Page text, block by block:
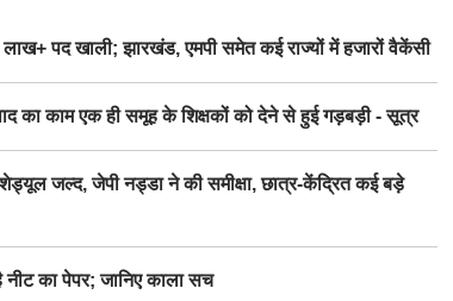
पद खाली; झारखंड, एमपी समेत कई राज्यों में हजारों वैकेंसी
काम एक ही समूह के शिक्षकों को देने से हुई गड़बड़ी - सूत्र
जल्द, जेपी नड्डा ने की समीक्षा, छात्र-केंद्रित कई बड़े
का पेपर; जानिए काला सच